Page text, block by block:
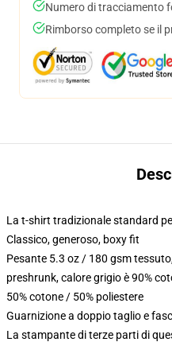
Numero di tracciamento
Rimborso completo se il
La t-shirt tradizionale standard
Classico, generoso, boxy fit
Pesante 5.3 oz / 180 gsm
preshrunk, calore grigio è 90%
50% cotone / 50% poliestere
Guarnizione a doppio taglio e
La stampante di terze parti di